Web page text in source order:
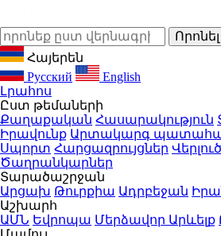
Հայերեն
Русский
English
Լրահոս
Ըստ թեմաների
Քաղաքական Հասարակություն
Իրավունք Արտակարգ
Սպորտ Հարցազրույցներ
Ծաղրանկարներ
Տարածաշրջան
Արցախ Թուրքիա Ադրբեջան
Աշխարհ
ԱՄՆ Եվրոպա Մերձավոր Արևելք